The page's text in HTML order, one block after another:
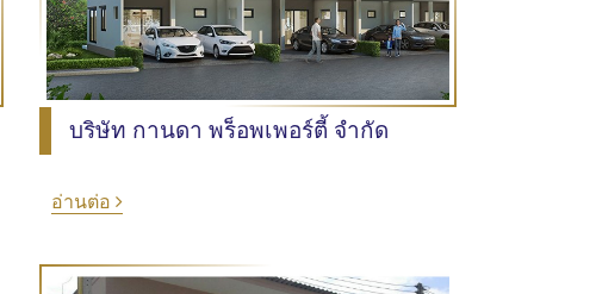
บริษัท กานดา พร็อพเพอร์ตี้ จำกัด
อ่านต่อ